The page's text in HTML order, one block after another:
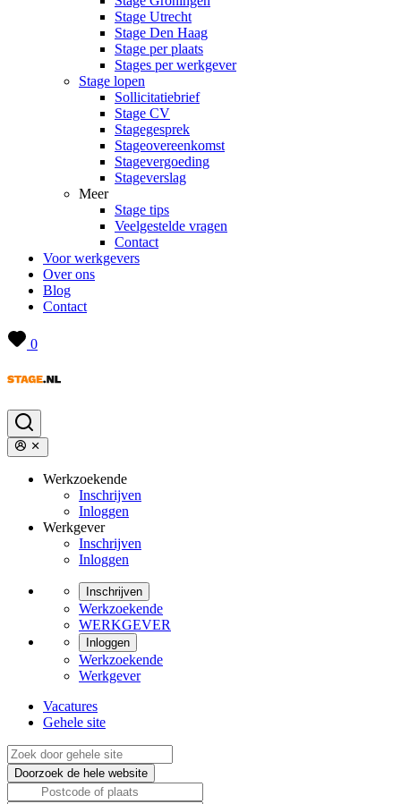
Stage Utrecht
Stage Den Haag
Stage per plaats
Stages per werkgever
Stage lopen
Sollicitatiebrief
Stage CV
Stagegesprek
Stageovereenkomst
Stagevergoeding
Stageverslag
Meer
Stage tips
Veelgestelde vragen
Contact
Voor werkgevers
Over ons
Blog
Contact
0
Werkzoekende
Inschrijven
Inloggen
Werkgever
Inschrijven
Inloggen
Inschrijven
Werkzoekende
WERKGEVER
Inloggen
Werkzoekende
Werkgever
Vacatures
Gehele site